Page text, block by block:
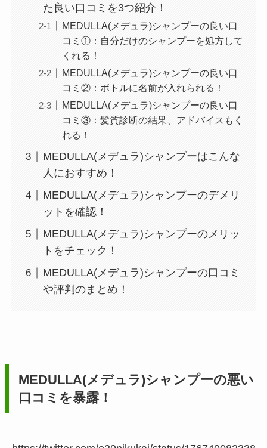
た良い口コミを3つ紹介！
MEDULLA(メデュラ)シャンプーの良い口
コミ①：自分だけのシャンプーを処方して
くれる！
MEDULLA(メデュラ)シャンプーの良い口
コミ②：ボトルに名前が入れられる！
MEDULLA(メデュラ)シャンプーの良い口
コミ③：髪質診断の結果、アドバイスもく
れる！
MEDULLA(メデュラ)シャンプーはこんな
人におすすめ！
MEDULLA(メデュラ)シャンプーのデメリ
ットを確認！
MEDULLA(メデュラ)シャンプーのメリッ
トをチェック！
MEDULLA(メデュラ)シャンプーの口コミ
や評判のまとめ！
MEDULLA(メデュラ)シャンプーの悪い
口コミを暴露！